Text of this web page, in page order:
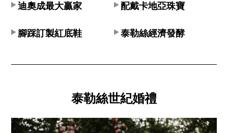
迪奧成最大贏家 配戴卡地亞珠寶
腳踩訂製紅底鞋 泰勒絲經濟發酵
泰勒絲世紀婚禮